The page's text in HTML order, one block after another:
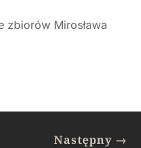
zbiorów Mirosława
Następny →